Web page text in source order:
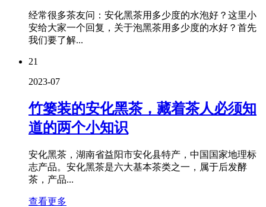
经常很多茶友问：安化黑茶用多少度的水泡好？这里小
安给大家一个回复，关于泡黑茶用多少度的水好？首先
我们要了解...
21
2023-07
竹篓装的安化黑茶，藏着茶人必须知
道的两个小知识
安化黑茶，湖南省益阳市安化县特产，中国国家地理标
志产品。安化黑茶是六大基本茶类之一，属于后发酵
茶，产品...
查看更多